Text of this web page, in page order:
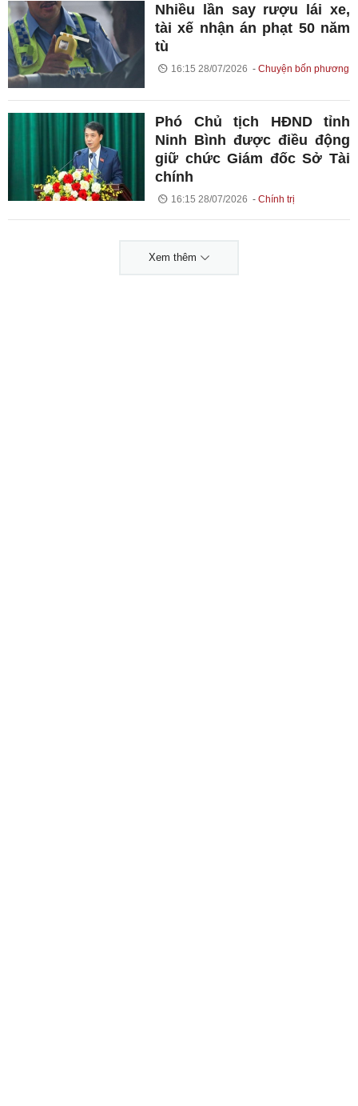
Nhiều lần say rượu lái xe,
tài xế nhận án phạt 50 năm
tù
16:15 28/07/2026 Chuyện bốn phương
Phó Chủ tịch HĐND tỉnh
Ninh Bình được điều động
giữ chức Giám đốc Sở Tài
chính
16:15 28/07/2026 Chính trị
Xem thêm